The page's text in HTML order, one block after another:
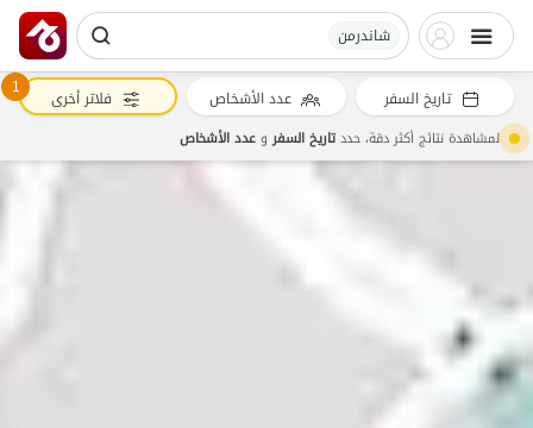
شاندرمن
تاريخ السفر عدد الأشخاص 1 فلاتر أخرى
لمشاهدة نتائج أكثر دقة، حددتاريخ السفروعدد الأشخاص